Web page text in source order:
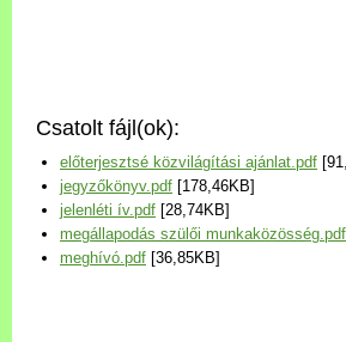
Választási információk
Versenyképes Járások
Program
Csatolt fájl(ok):
előterjesztsé közvilágítási ajánlat.pdf
jegyzőkönyv.pdf [178,46KB]
jelenléti ív.pdf [28,74KB]
megállapodás szülői munkaközösség.pdf
meghívó.pdf [36,85KB]